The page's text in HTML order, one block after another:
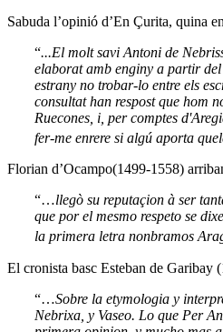
Sabuda l’opinió d’En Çurita, quina
“...El molt savi Antoni de
elaborat amb enginy a partir
estrany no trobar-lo entre els
consultat han respost que hom
Ruecones, i, per comptes
fer-me enrere si algú aporta
Florian d’Ocampo(1499-1558)
“…llegò su reputaçion à ser
que por el mesmo respeto se
la primera letra nonbramos
El cronista basc Esteban de Garibay
“…Sobre la etymologia y
Nebrixa, y Vaseo. Lo que Per